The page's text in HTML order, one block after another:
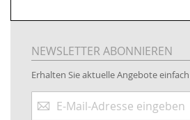
05.07.2019: Neuester Zugang zu
Rohrbearbeitung
01.06.2019: Individuell
bedruckte
www.kabeltrommeln-versand.de/
04.11.2018: Überarbeitung der
NEWSLETTER ABONNIEREN
Erhalten Sie aktuelle Angebote
zum